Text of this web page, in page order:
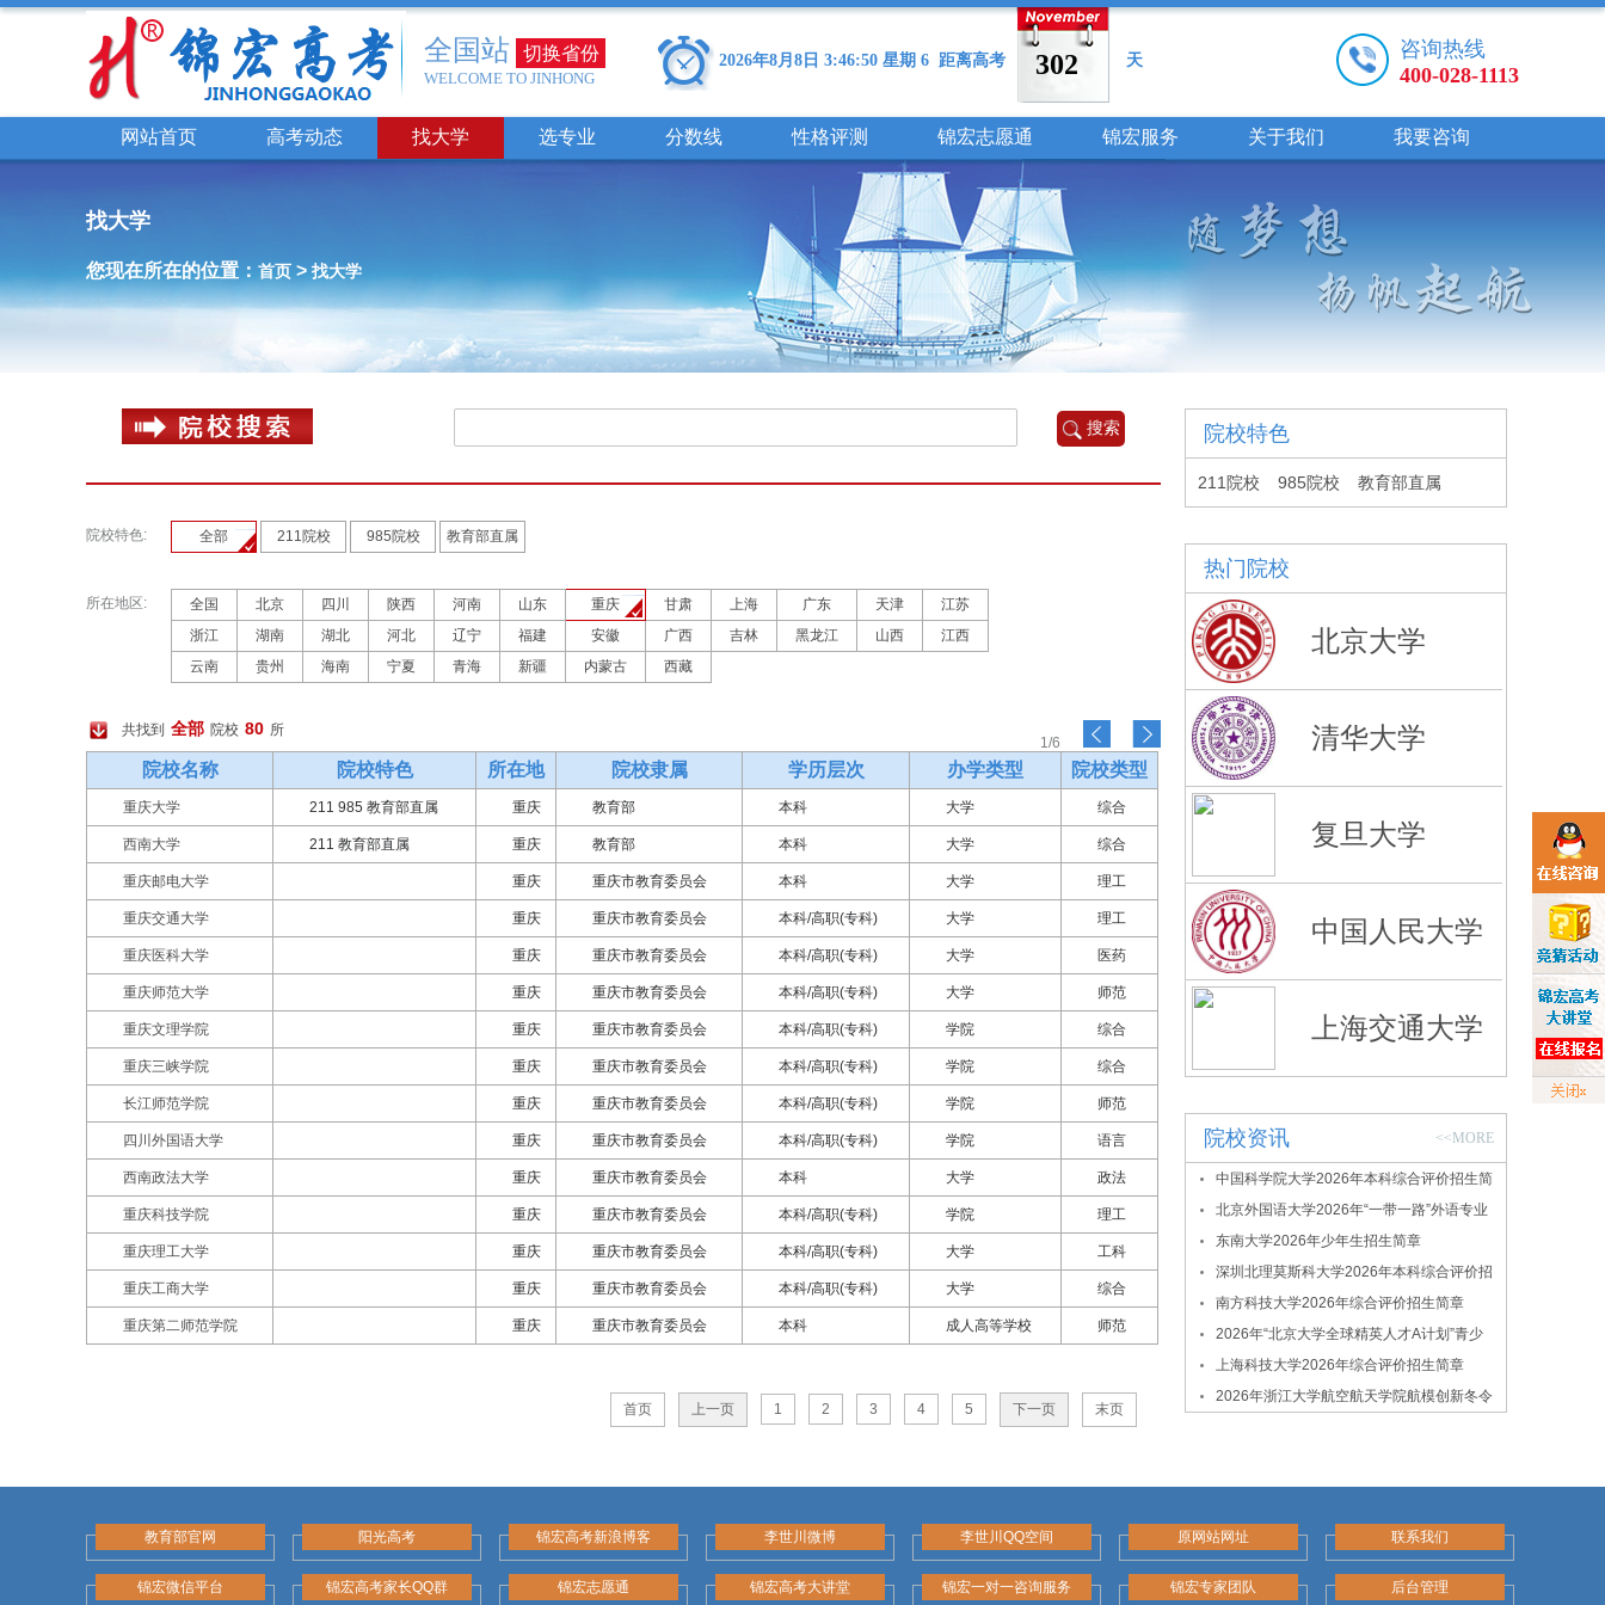
全国站 切换省份
WELCOME TO JINHONG
2026年8月8日 3:46:51 星期 6 距离高考 302 天
咨询热线
400-028-1113
网站首页 高考动态 找大学 选专业 分数线 性格评测 锦宏志愿通 锦宏服务 关于我们 我要咨询
找大学
您现在所在的位置： 首页 > 找大学
院校特色: 全部 211院校 985院校 教育部直属
所在地区: 全国 北京 四川 陕西 河南 山东 重庆 甘肃 上海 广东 天津
江苏
浙江
湖南 湖北 河北 辽宁 福建 安徽 广西 吉林 黑龙江 山西
江西
云南
贵州 海南 宁夏 青海 新疆 内蒙古 西藏
共找到 全部 院校 80 所
1/6
院校名称 院校特色 所在地 院校隶属 学历层次 办学类型 院校类型
重庆大学 211 985 教育部直属 重庆 教育部 本科 大学 综合
西南大学 211 教育部直属 重庆 教育部 本科 大学 综合
重庆邮电大学 重庆 重庆市教育委员会 本科 大学 理工
重庆交通大学 重庆 重庆市教育委员会 本科/高职(专科) 大学 理工
重庆医科大学 重庆 重庆市教育委员会 本科/高职(专科) 大学 医药
重庆师范大学 重庆 重庆市教育委员会 本科/高职(专科) 大学 师范
重庆文理学院 重庆 重庆市教育委员会 本科/高职(专科) 学院 综合
重庆三峡学院 重庆 重庆市教育委员会 本科/高职(专科) 学院 综合
长江师范学院 重庆 重庆市教育委员会 本科/高职(专科) 学院 师范
四川外国语大学 重庆 重庆市教育委员会 本科/高职(专科) 学院 语言
西南政法大学 重庆 重庆市教育委员会 本科 大学 政法
重庆科技学院 重庆 重庆市教育委员会 本科/高职(专科) 学院 理工
重庆理工大学 重庆 重庆市教育委员会 本科/高职(专科) 大学 工科
重庆工商大学 重庆 重庆市教育委员会 本科/高职(专科) 大学 综合
重庆第二师范学院 重庆 重庆市教育委员会 本科 成人高等学校 师范
首页 上一页 1 2 3 4 5 下一页 末页
院校特色
211院校 985院校 教育部直属
热门院校
北京大学
清华大学
复旦大学
中国人民大学
上海交通大学
院校资讯 <<MORE
中国科学院大学2026年本科综合评价招生简
章
北京外国语大学2026年“一带一路”外语专业
综合评价招生简章
东南大学2026年少年生招生简章
深圳北理莫斯科大学2026年本科综合评价招
生简章
南方科技大学2026年综合评价招生简章
2026年“北京大学全球精英人才A计划”青少
年拔尖创新人才选拔与培养项目
上海科技大学2026年综合评价招生简章
2026年浙江大学航空航天学院航模创新冬令
教育部官网 阳光高考 锦宏高考新浪博客 李世川微博 李世川QQ空间 原网站网址 联系我们
锦宏微信平台 锦宏高考家长QQ群 锦宏志愿通 锦宏高考大讲堂 锦宏一对一咨询服务 锦宏专家团队 后台管理